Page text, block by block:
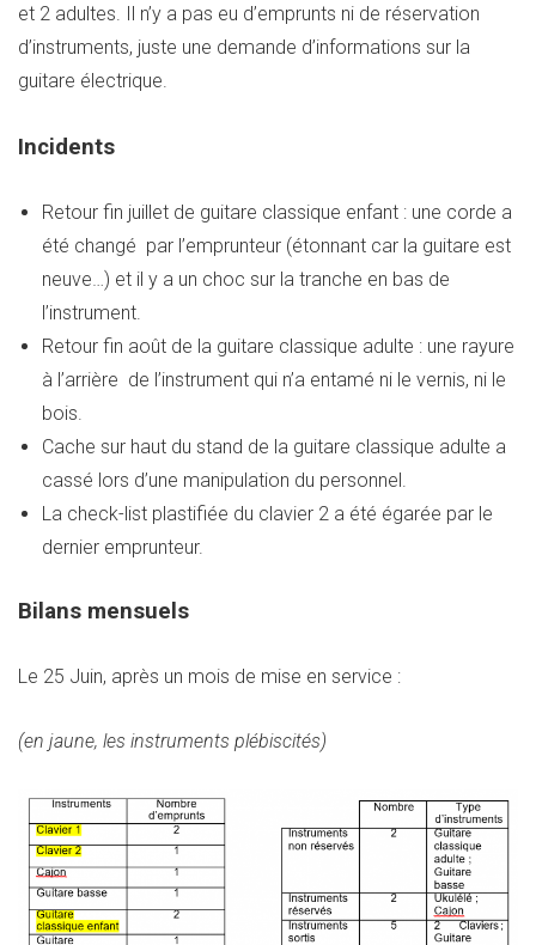
et 2 adultes. Il n’y a pas eu d’emprunts ni de réservation
d’instruments, juste une demande d’informations sur la
guitare électrique.
Incidents
Retour fin juillet de guitare classique enfant : une corde a
été changé par l’emprunteur (étonnant car la guitare est
neuve…) et il y a un choc sur la tranche en bas de
l’instrument.
Retour fin août de la guitare classique adulte : une rayure
à l’arrière de l’instrument qui n’a entamé ni le vernis, ni le
bois.
Cache sur haut du stand de la guitare classique adulte a
cassé lors d’une manipulation du personnel.
La check-list plastifiée du clavier 2 a été égarée par le
dernier emprunteur.
Bilans mensuels
Le 25 Juin, après un mois de mise en service :
(en jaune, les instruments plébiscités)